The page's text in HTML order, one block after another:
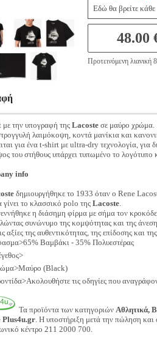
Εδώ θα βρείτε κάθε
48.00
Προτεινόμενη λιανική
την υπογραφή της Lacoste σε μαύρο χρώμα.
λαιμόκοψη, κοντά μανίκια και
για ένα t-shirt με ultra-dry τεχνολογία, για
του στήθους υπάρχει τυπωμένο το λογότυπο
info
δημιουργήθηκε το 1933 όταν ο Rene
γίνει το κλασσικό polo της Lacoste.
η διάσημη φίρμα με σήμα τον
συνώνυμο της κομψότητας και της
αξίες της αυθεντικότητας, της επίδοσης και
Βαμβάκι - 35% Πολυεστέρας
(Black)
τις οδηγίες που
Τα προϊόντα των κατηγοριών Αθλητικά,
Plus4u.gr. Η υποστήριξη μετά την πώληση και
κέντρο 211 2000 700.